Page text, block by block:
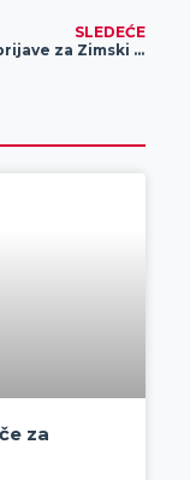
SLEDEĆE
Počele prijave za Zimski turnir u malom fudbalu
za